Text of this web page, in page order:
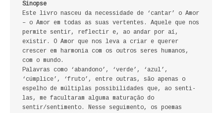
COLEÇÃO PONTO E VÍRGULA
HISTÓRIA
HISTÓRIA DE PORTUGAL
PRÉ-HISTÓRIA
LITERATURA
Sinopse
Este livro nasceu da necessidade de ‘cantar’ o Amor
– o Amor em todas as suas vertentes. Aquele que nos
permite sentir, reflectir e, ao andar por aí,
existir. O Amor que nos leva a criar e querer
crescer em harmonia com os outros seres humanos,
com o mundo.
Palavras como ‘abandono’, ‘verde’, ‘azul’,
‘cúmplice’, ‘fruto’, entre outras, são apenas o
espelho de múltiplas possibilidades que, ao senti-
las, me facultaram alguma maturação do
sentir/sentimento. Nesse seguimento, os poemas